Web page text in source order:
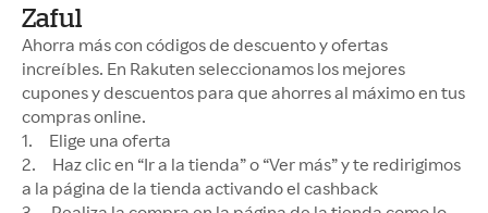
Zaful
Ahorra más con códigos de descuento y ofertas
increíbles. En Rakuten seleccionamos los mejores
cupones y descuentos para que ahorres al máximo en tus
compras online.
1. Elige una oferta
2. Haz clic en “Ir a la tienda” o “Ver más” y te redirigimos
a la página de la tienda activando el cashback